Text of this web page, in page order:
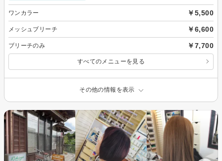
ワンカラー ￥5,500
メッシュブリーチ ￥6,600
ブリーチのみ ￥7,700
すべてのメニューを見る
その他の情報を表示